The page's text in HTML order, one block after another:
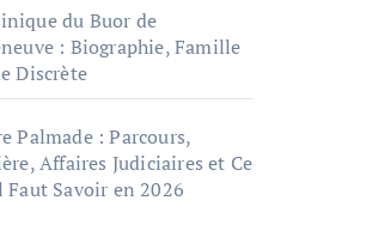
du Buor de
: Biographie, Famille
Discrète
Palmade : Parcours,
Affaires Judiciaires et Ce
Faut Savoir en 2026